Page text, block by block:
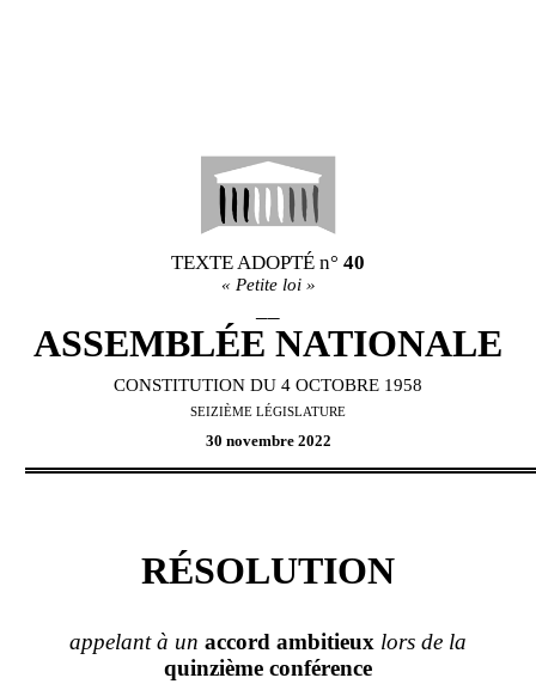
TEXTE ADOPTÉ n° 40
« Petite loi »
ASSEMBLÉE NATIONALE
CONSTITUTION DU 4 OCTOBRE 1958
SEIZIÈME LÉGISLATURE
30 novembre 2022
RÉSOLUTION
appelant à un accord ambitieux lors de la
quinzième conférence